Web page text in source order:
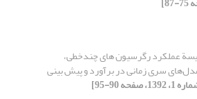
عملکرد رگرسیون های چندخطی،
سری زمانی در برآورد و پیش بینی